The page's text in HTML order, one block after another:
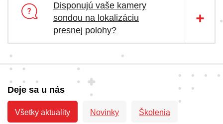
Disponujú vaše kamery
sondou na lokalizáciu
presnej polohy?
Deje sa u nás
Všetky aktuality Novinky Školenia